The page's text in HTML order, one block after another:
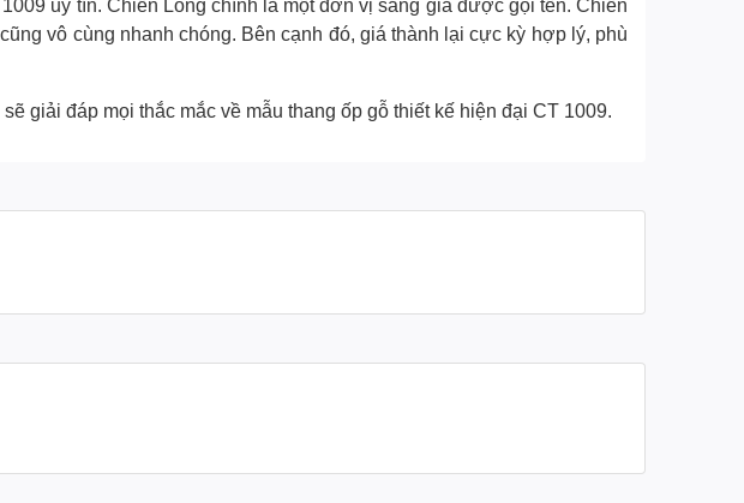
vô cùng nhanh chóng. Bên cạnh đó, giá thành lại cực kỳ hợp lý, phù
giải đáp mọi thắc mắc về mẫu thang ốp gỗ thiết kế hiện đại CT 1009.